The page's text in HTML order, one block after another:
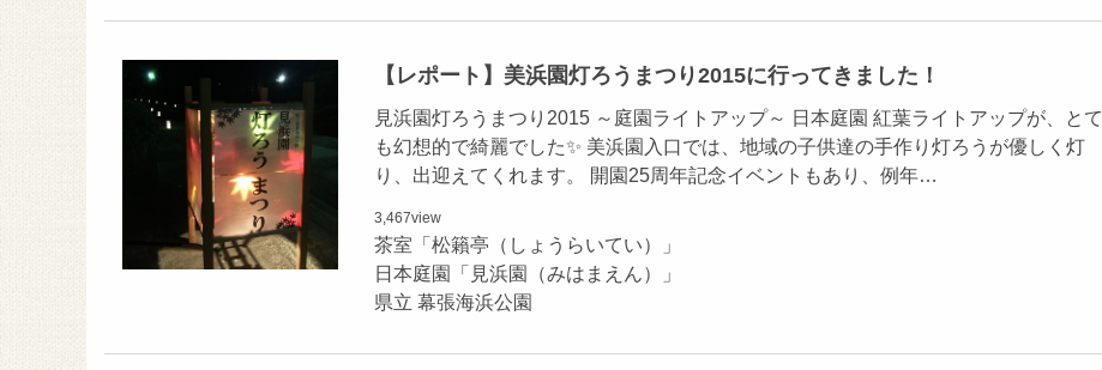
【レポート】美浜園灯ろうまつり2015に行ってきました！
見浜園灯ろうまつり2015 ～庭園ライトアップ～ 日本庭園 紅葉ライトアップが、とて
も幻想的で綺麗でした✨ 美浜園入口では、地域の子供達の手作り灯ろうが優しく灯
り、出迎えてくれます。 開園25周年記念イベントもあり、例年…
3,467view
茶室「松籟亭（しょうらいてい）」
日本庭園「見浜園（みはまえん）」
県立 幕張海浜公園